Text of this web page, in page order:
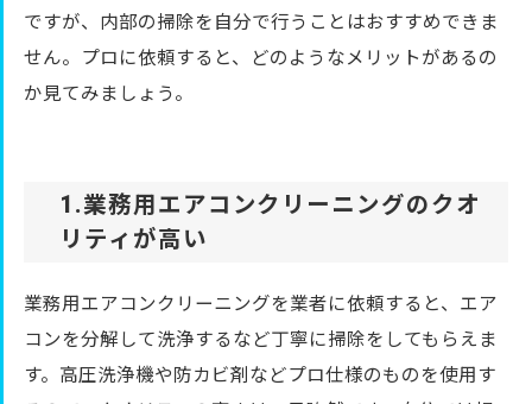
ですが、内部の掃除を自分で行うことはおすすめできま
せん。プロに依頼すると、どのようなメリットがあるの
か見てみましょう。
1.業務用エアコンクリーニングのクオ
リティが高い
業務用エアコンクリーニングを業者に依頼すると、エア
コンを分解して洗浄するなど丁寧に掃除をしてもらえま
す。高圧洗浄機や防カビ剤などプロ仕様のものを使用す